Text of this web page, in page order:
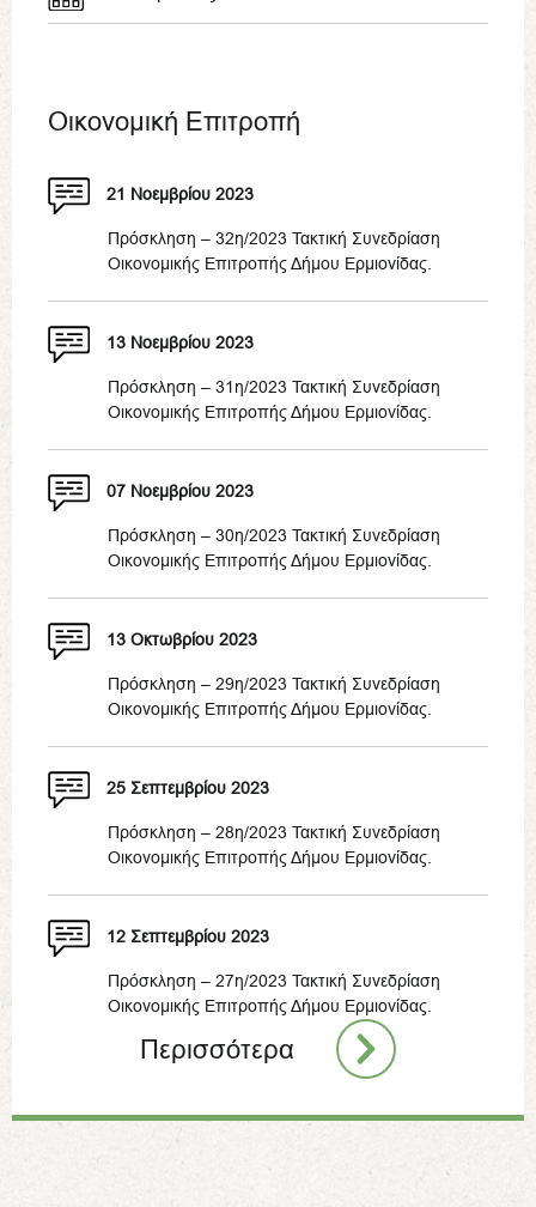
Οικονομική Επιτροπή
21 Νοεμβρίου 2023
Πρόσκληση – 32η/2023 Τακτική Συνεδρίαση
Οικονομικής Επιτροπής Δήμου Ερμιονίδας.
13 Νοεμβρίου 2023
Πρόσκληση – 31η/2023 Τακτική Συνεδρίαση
Οικονομικής Επιτροπής Δήμου Ερμιονίδας.
07 Νοεμβρίου 2023
Πρόσκληση – 30η/2023 Τακτική Συνεδρίαση
Οικονομικής Επιτροπής Δήμου Ερμιονίδας.
13 Οκτωβρίου 2023
Πρόσκληση – 29η/2023 Τακτική Συνεδρίαση
Οικονομικής Επιτροπής Δήμου Ερμιονίδας.
25 Σεπτεμβρίου 2023
Πρόσκληση – 28η/2023 Τακτική Συνεδρίαση
Οικονομικής Επιτροπής Δήμου Ερμιονίδας.
12 Σεπτεμβρίου 2023
Πρόσκληση – 27η/2023 Τακτική Συνεδρίαση
Οικονομικής Επιτροπής Δήμου Ερμιονίδας.
Περισσότερα